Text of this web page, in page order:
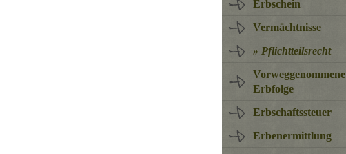
Erbschein
Vermächtnisse
Pflichtteilsrecht
Vorweggenommene
Erbfolge
Erbschaftssteuer
Erbenermittlung